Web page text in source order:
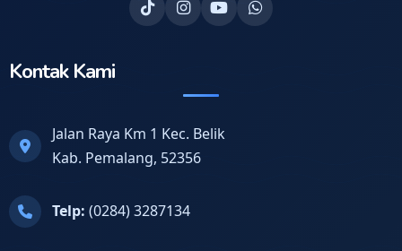
Kontak Kami
Jalan Raya Km 1 Kec. Belik
Kab. Pemalang, 52356
Telp: (0284) 3287134